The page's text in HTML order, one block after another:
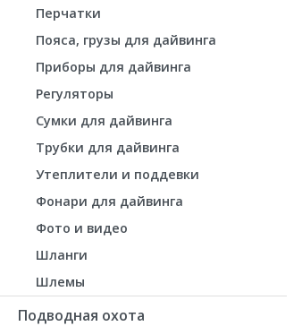
Перчатки
Пояса, грузы для дайвинга
Приборы для дайвинга
Регуляторы
Сумки для дайвинга
Трубки для дайвинга
Утеплители и поддевки
Фонари для дайвинга
Фото и видео
Шланги
Шлемы
Подводная охота